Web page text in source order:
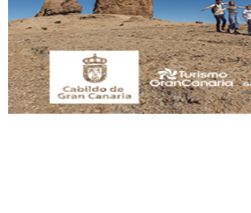
Este gato macho ha aparecido en la calle hace menos de
manso y extremadamente cari...
Leales.org » Gran Canaria | 9.7.2025